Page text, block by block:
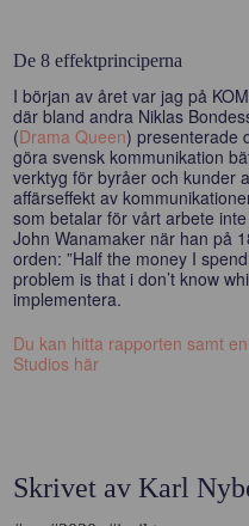
De 8 effektprinciperna
I början av året var jag på
där bland andra Niklas
(Drama Queen) presenterade
göra svensk kommunikation
verktyg för byråer och kunder
affärseffekt av
som betalar för vårt arbete
John Wanamaker när han på
orden: ”Half the money I
problem is that i don’t know
implementera.
Du kan hitta rapporten samt
Studios här
Skrivet av Karl